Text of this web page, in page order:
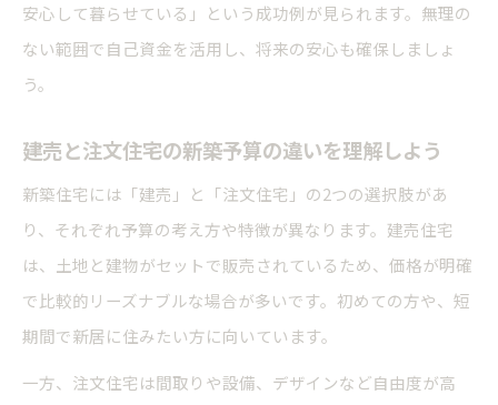
安心して暮らせている」という成功例が見られます。無理の
ない範囲で自己資金を活用し、将来の安心も確保しましょ
う。
建売と注文住宅の新築予算の違いを理解しよう
新築住宅には「建売」と「注文住宅」の2つの選択肢があ
り、それぞれ予算の考え方や特徴が異なります。建売住宅
は、土地と建物がセットで販売されているため、価格が明確
で比較的リーズナブルな場合が多いです。初めての方や、短
期間で新居に住みたい方に向いています。
一方、注文住宅は間取りや設備、デザインなど自由度が高